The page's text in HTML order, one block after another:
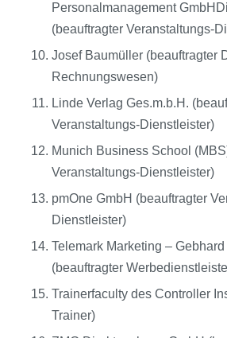
Personalmanagement
(beauftragter Veranstaltungs-
Josef Baumüller (beauftragter
Rechnungswesen)
Linde Verlag Ges.m.b.H.
Veranstaltungs-Dienstleister)
Munich Business School
Veranstaltungs-Dienstleister)
pmOne GmbH (beauftragter
Dienstleister)
Telemark Marketing –
(beauftragter
Trainerfaculty des Controller
Trainer)